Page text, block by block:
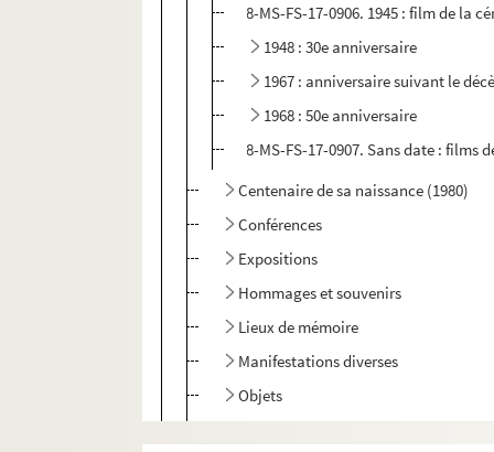
8-MS-FS-17-0906. 1945 : film de la
1948 : 30e anniversaire
1967 : anniversaire suivant le
1968 : 50e anniversaire
8-MS-FS-17-0907. Sans date :
Centenaire de sa naissance (1980)
Conférences
Expositions
Hommages et souvenirs
Lieux de mémoire
Manifestations diverses
Objets